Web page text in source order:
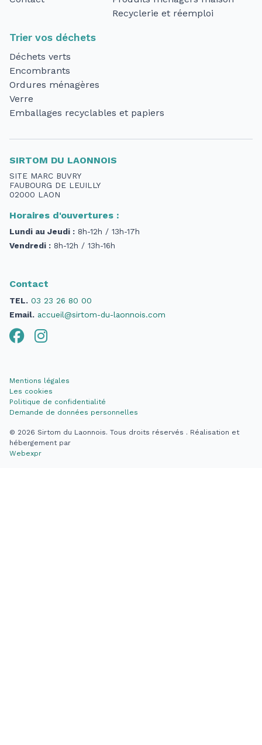
Recyclerie et réemploi
Trier vos déchets
Déchets verts
Encombrants
Ordures ménagères
Verre
Emballages recyclables et papiers
SIRTOM DU LAONNOIS
SITE MARC BUVRY
FAUBOURG DE LEUILLY
02000 LAON
Horaires d'ouvertures :
Lundi au Jeudi : 8h-12h / 13h-17h
Vendredi : 8h-12h / 13h-16h
Contact
TEL. 03 23 26 80 00
Email. accueil@sirtom-du-laonnois.com
Mentions légales
Les cookies
Politique de confidentialité
Demande de données personnelles
© 2026 Sirtom du Laonnois. Tous droits réservés . Réalisation et
hébergement par
Webexpr